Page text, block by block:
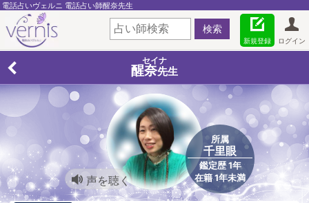
電話占いヴェルニ 電話占い師醒奈先生
ログイン
新規登録
セイナ
醒奈先生
所属
千里眼
鑑定歴 1年
在籍 1年未満
声を聴く